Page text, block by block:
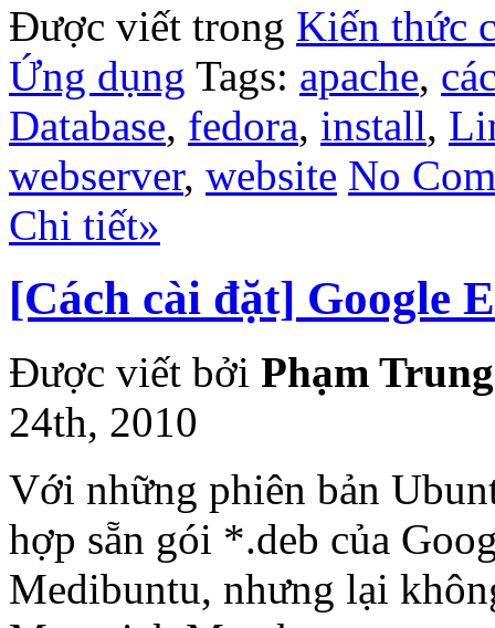
Được viết trong Kiến thức
Ứng dụng Tags: apache,
Database, fedora, install,
webserver, website No
Chi tiết»
[Cách cài đặt] Google
Được viết bởi Phạm
24th, 2010
Với những phiên bản
hợp sẵn gói *.deb của
Medibuntu, nhưng lại